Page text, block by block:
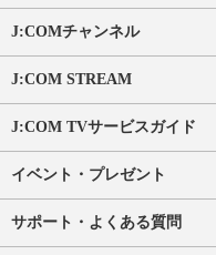
J:COMチャンネル
J:COM STREAM
J:COM TVサービスガイド
イベント・プレゼント
サポート・よくある質問